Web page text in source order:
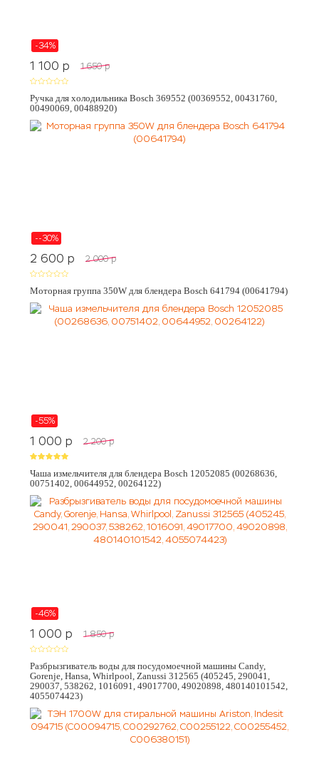
-34%
1 100 p 1 650 p
Ручка для холодильника Bosch 369552 (00369552, 00431760,
00490069, 00488920)
--30%
2 600 p 2 000 p
Моторная группа 350W для блендера Bosch 641794 (00641794)
-55%
1 000 p 2 200 p
Чаша измельчителя для блендера Bosch 12052085 (00268636,
00751402, 00644952, 00264122)
-46%
1 000 p 1 850 p
Разбрызгиватель воды для посудомоечной машины Candy,
Gorenje, Hansa, Whirlpool, Zanussi 312565 (405245, 290041,
290037, 538262, 1016091, 49017700, 49020898, 480140101542,
4055074423)